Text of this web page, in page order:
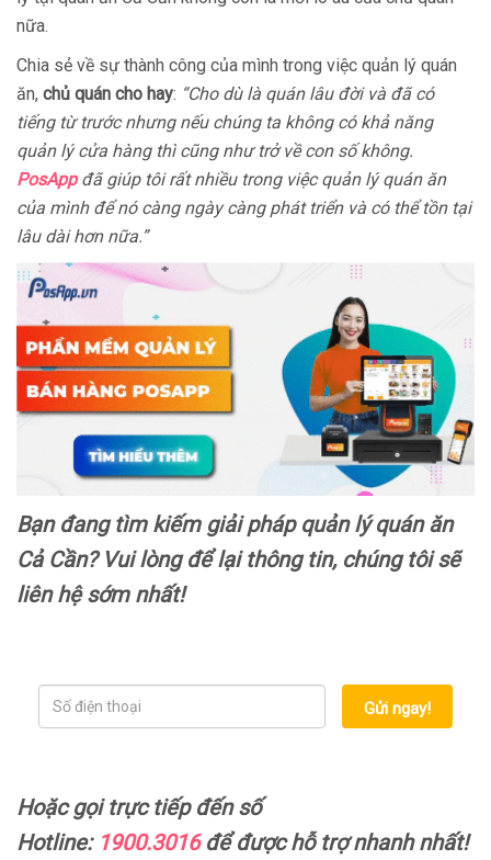
nữa.
Chia sẻ về sự thành công của mình trong việc quản lý quán
ăn, chủ quán cho hay: “Cho dù là quán lâu đời và đã có
tiếng từ trước nhưng nếu chúng ta không có khả năng
quản lý cửa hàng thì cũng như trở về con số không.
PosAppđã giúp tôi rất nhiều trong việc quản lý quán ăn
của mình để nó càng ngày càng phát triển và có thể tồn tại
lâu dài hơn nữa.”
Bạnđang tìm kiếm giải pháp quản lý quán ăn
Cả Cần? Vui lòng để lại thông tin, chúng tôi sẽ
liên hệ sớm nhất!
Gửi ngay!
Hoặc gọi trực tiếp đến số
Hotline: 1900.3016để được hỗ trợ nhanh nhất!